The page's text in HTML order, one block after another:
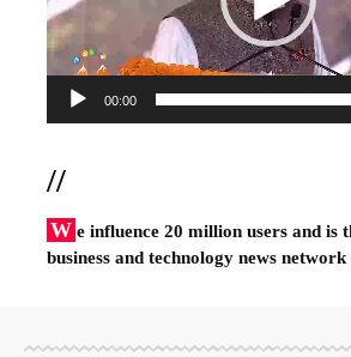
00:00
//
W e influence 20 million users and is
business and technology news